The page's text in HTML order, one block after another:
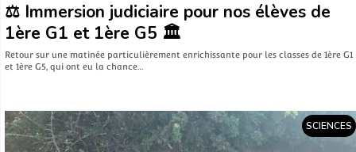
⚖️ Immersion judiciaire pour nos élèves de
1ère G1 et 1ère G5 🏛️
​Retour sur une matinée particulièrement enrichissante pour les classes de 1ère G1
et 1ère G5, qui ont eu la chance…
SCIENCES